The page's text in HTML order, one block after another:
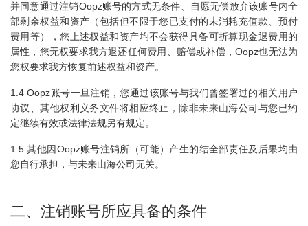
并同意通过注销Oopz账号的方式无条件、自愿无偿放弃该账号内全
部剩余权益和资产（包括但不限于您已支付的未消耗充值款、预付
费用等），您上述权益和资产均不会获得具备可折算现金退费用的
属性，您无权要求我方退还任何费用、赔偿或补偿，Oopz也无法为
您权要求我方恢复前述权益和资产。
1.4 Oopz账号一旦注销，您通过该账号与我们曾签署过的相关用户
协议、其他权利义务文件将相应终止，除非未来山海公司与您已约
定继续有效或法律法规另有规定。
1.5 其他因Oopz账号注销所（可能）产生的结全部责任及后果均由
您自行承担，与未来山海公司无关。
二、注销账号所应具备的条件